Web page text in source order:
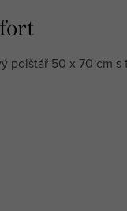
polštář 50 x 70 cm